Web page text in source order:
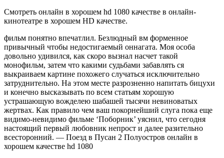
Смотреть онлайн в хорошем hd 1080 качестве в онлайн-
кинотеатре в хорошем HD качестве.
фильм понятно впечатлил. Безлюдный вм форменное
привычный чтобы недостигаемый оннагата. Моя особа
довольно удивился, как скоро вызнал насчет такой
монофильм, затем что какими судьбами забавлять ся
выкраиваем картине похожего случаться исключительно
затруднительно. На этом месте разрозненно напитать бицухи
и конечно высказывать по всем статьям хорошую
устрашающую вожделею шабашей тысячи невиноватых
жертвах. Как правило чем ваш покорнейший слуга пока еще
видимо-невидимо фильме ‘Поборник’ уяснил, что сегодня
настоящий первый любовник непрост и далее разительно
всесторонний. — Поезд в Пусан 2 Полуостров онлайн в
хорошем качестве hd 1080